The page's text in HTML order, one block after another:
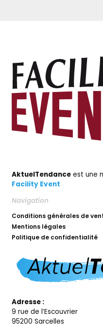
AktuelTendance est une
Facility Event
Adresse :
9 rue de l’Escouvrier
95200 Sarcelles
Navigation
Conditions générales de
Mentions légales
Politique de confidentialité